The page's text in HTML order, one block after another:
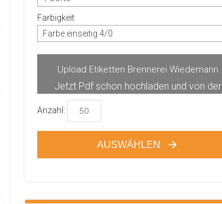
Farbigkeit
Farbe einseitig 4/0
Upload Etiketten Brennerei Wiedemann
Jetzt Pdf schon hochladen und von der
Produktvorschau profitieren.
Anzahl:
AUSWÄHLEN